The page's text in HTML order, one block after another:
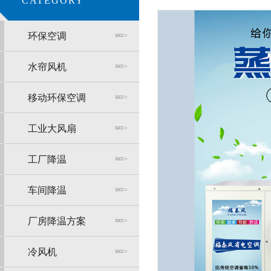
环保空调
水帘风机
移动环保空调
工业大风扇
工厂降温
车间降温
厂房降温方案
冷风机